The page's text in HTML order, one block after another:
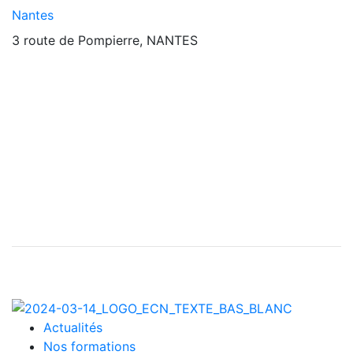
Nantes
3 route de Pompierre, NANTES
Actualités
Nos formations